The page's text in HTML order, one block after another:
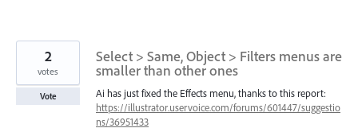
Select > Same, Object > Filters menus are
smaller than other ones
Ai has just fixed the Effects menu, thanks to this report:
https://illustrator.uservoice.com/forums/601447/suggestio
ns/36951433
2
votes
Vote